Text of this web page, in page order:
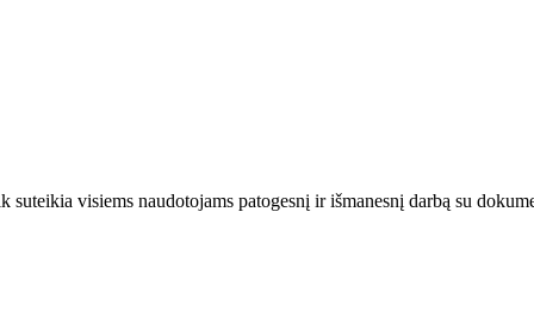
visiems naudotojams patogesnį ir išmanesnį darbą su